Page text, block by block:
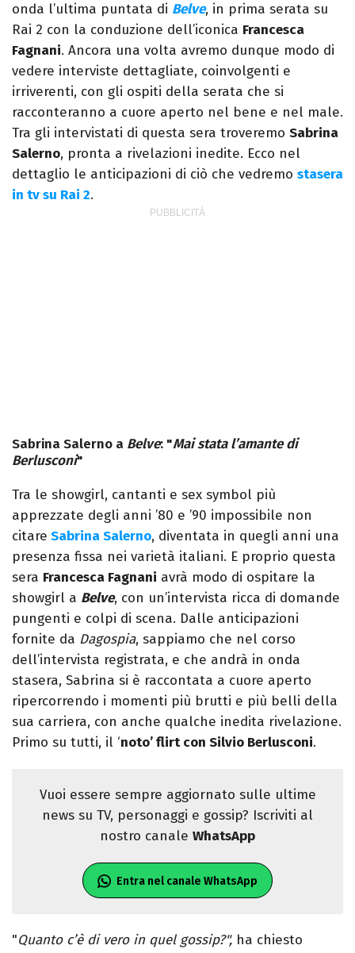
alla follia.
onda l’ultima puntata di Belve, in prima serata su
Rai 2 con la conduzione dell’iconica Francesca
Fagnani. Ancora una volta avremo dunque modo di
vedere interviste dettagliate, coinvolgenti e
irriverenti, con gli ospiti della serata che si
racconteranno a cuore aperto nel bene e nel male.
Tra gli intervistati di questa sera troveremo Sabrina
Salerno, pronta a rivelazioni inedite. Ecco nel
dettaglio le anticipazioni di ciò che vedremo stasera
in tv su Rai 2.
Sabrina Salerno a Belve: "Mai stata l’amante di
Berlusconi"
Tra le showgirl, cantanti e sex symbol più
apprezzate degli anni ’80 e ’90 impossibile non
citare Sabrina Salerno, diventata in quegli anni una
presenza fissa nei varietà italiani. E proprio questa
sera Francesca Fagnani avrà modo di ospitare la
showgirl a Belve, con un’intervista ricca di domande
pungenti e colpi di scena. Dalle anticipazioni
fornite da Dagospia, sappiamo che nel corso
dell’intervista registrata, e che andrà in onda
stasera, Sabrina si è raccontata a cuore aperto
ripercorrendo i momenti più brutti e più belli della
sua carriera, con anche qualche inedita rivelazione.
Primo su tutti, il ‘noto’ flirt con Silvio Berlusconi.
Vuoi essere sempre aggiornato sulle ultime
news su TV, personaggi e gossip? Iscriviti al
nostro canale WhatsApp
Entra nel canale WhatsApp
"Quanto c’è di vero in quel gossip?", ha chiesto